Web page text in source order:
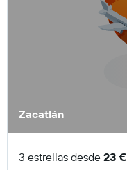
Zacatlán
3 estrellas desde 23 €